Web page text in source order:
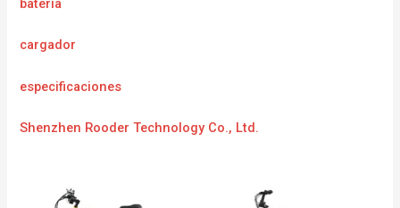
batería
cargador
especificaciones
Shenzhen Rooder Technology Co., Ltd.